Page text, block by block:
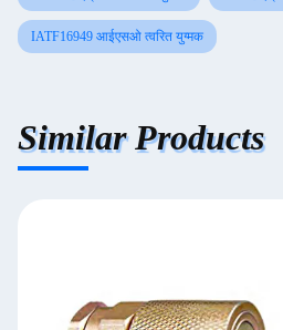
IATF16949 आईएसओ त्वरित युग्मक
Similar Products